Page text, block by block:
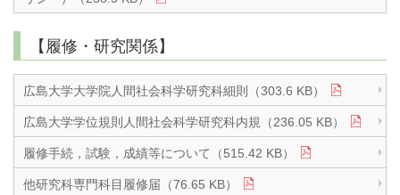
【履修・研究関係】
広島大学大学院人間社会科学研究科細則（303.6 KB）
広島大学学位規則人間社会科学研究科内規（236.05 KB）
履修手続，試験，成績等について（515.42 KB）
他研究科専門科目履修届（76.65 KB）